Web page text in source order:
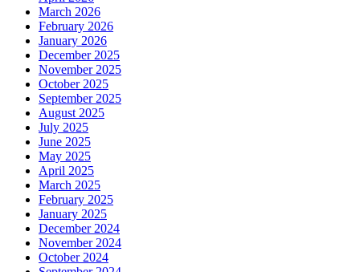
March 2026
February 2026
January 2026
December 2025
November 2025
October 2025
September 2025
August 2025
July 2025
June 2025
May 2025
April 2025
March 2025
February 2025
January 2025
December 2024
November 2024
October 2024